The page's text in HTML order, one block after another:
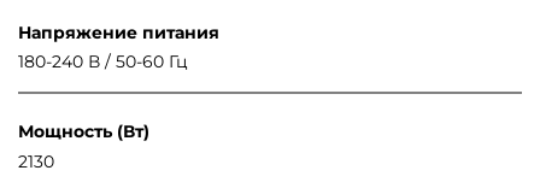
Напряжение питания
180-240 В / 50-60 Гц
Мощность (Вт)
2130